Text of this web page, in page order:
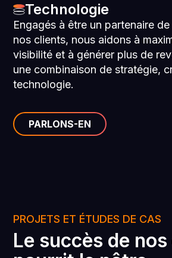
Technologie
Engagés à être un partenaire
nos clients, nous aidons à
visibilité et à générer plus de
une combinaison de stratégie,
technologie.
PARLONS-EN
PROJETS ET ÉTUDES DE CAS
Le succès de